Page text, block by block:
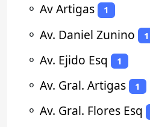
⚬ Av Artigas 1
⚬ Av. Daniel Zunino 1
⚬ Av. Ejido Esq 1
⚬ Av. Gral. Artigas 1
⚬ Av. Gral. Flores Esq